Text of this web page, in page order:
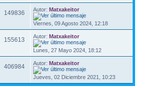
149836 Autor:Matxakeitor
Viernes, 09 Agosto 2024, 12:18
155613 Autor:Matxakeitor
Lunes, 27 Mayo 2024, 18:12
406984 Autor:Matxakeitor
Jueves, 02 Diciembre 2021, 10:23